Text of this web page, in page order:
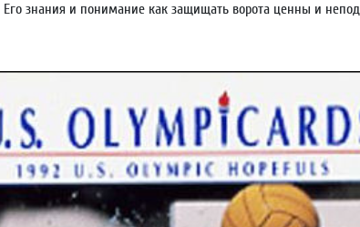
Его знания и понимание как защищать ворота ценны и